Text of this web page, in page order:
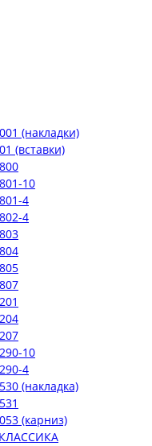
(накладки)
(вставки)
10
4
4
10
4
(накладка)
(карниз)